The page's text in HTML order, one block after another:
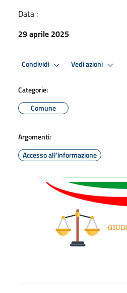
Data :
29 aprile 2025
Condividi Vedi azioni
Categorie:
Comune
Argomenti:
Accesso all'informazione